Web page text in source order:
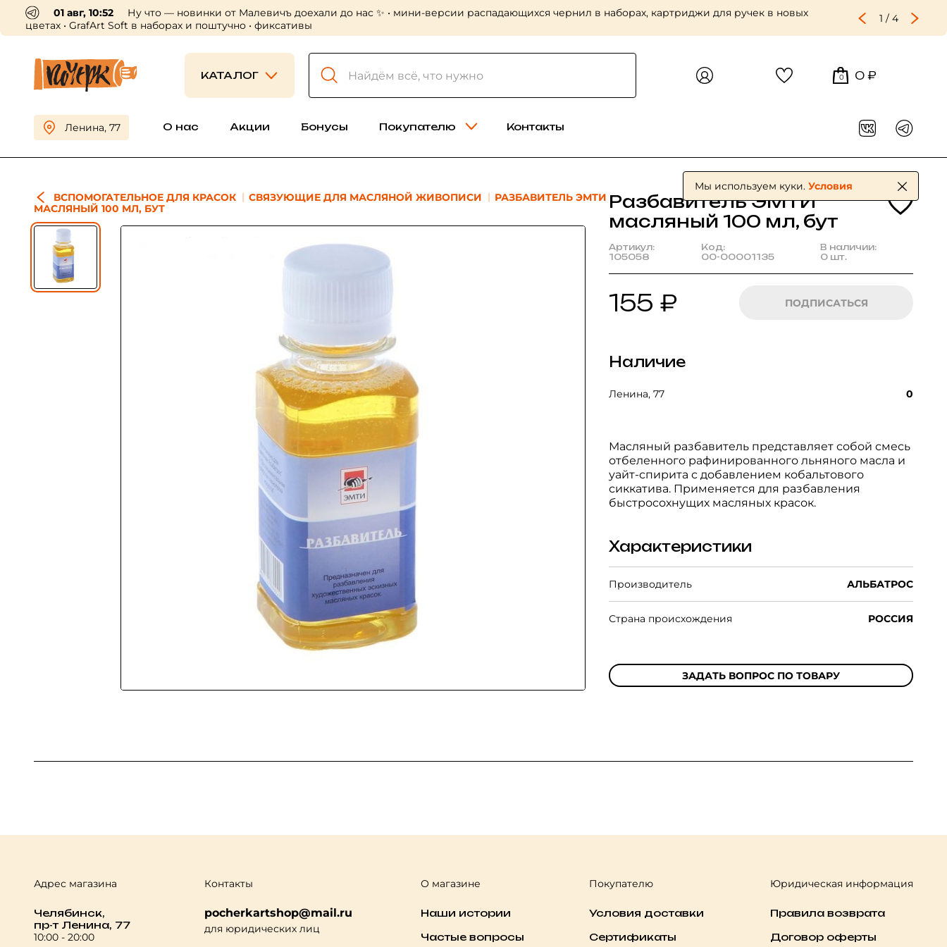
01 авг, 10:52
Ну что — новинки от Малевичъ доехали до нас ✨ • мини-версии распадающихся чернил в наборах, картриджи для ручек в новых
цветах • GrafArt Soft в наборах и поштучно • фиксативы
1 / 4
КАТАЛОГ 0 0 ₽
Ленина, 77 О нас Акции Бонусы Покупателю Контакты
ВСПОМОГАТЕЛЬНОЕ ДЛЯ КРАСОК СВЯЗУЮЩИЕ ДЛЯ МАСЛЯНОЙ ЖИВОПИСИ
РАЗБАВИТЕЛЬ ЭМТИ
МАСЛЯНЫЙ 100 МЛ, БУТ
Разбавитель ЭМТИ
масляный 100 мл, бут
Артикул:
105058
Код:
00-00001135
В наличии:
0 шт.
155 ₽ ПОДПИСАТЬСЯ
Наличие
Ленина, 77 0
Масляный разбавитель представляет собой смесь
отбеленного рафинированного льняного масла и
уайт-спирита с добавлением кобальтового
сиккатива. Применяется для разбавления
быстросохнущих масляных красок.
Характеристики
Производитель АЛЬБАТРОС
Страна происхождения РОССИЯ
ЗАДАТЬ ВОПРОС ПО ТОВАРУ
Адрес магазина
Челябинск,
пр-т Ленина, 77
10:00 - 20:00
Контакты
pocherkartshop@mail.ru
для юридических лиц
О магазине
Наши истории
Частые вопросы
Покупателю
Условия доставки
Сертификаты
Юридическая информация
Правила возврата
Договор оферты
Мы используем куки. Условия